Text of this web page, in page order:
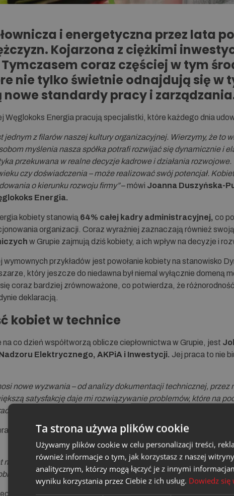
i energetyczna przez lata
Kojarzona z ciężkimi
coraz częściej w tym
nie tylko świetnie odnajdują się w
nowe standardy pracy i
Węglokoks Energia pracują specjalistki, które każdego dnia
jednym z filarów naszej kultury organizacyjnej. Wierzymy, że to
myślenia nasza spółka potrafi rozwijać się dynamicznie i
przekuwana w realne decyzje kadrowe i działania
czy doświadczenia – może realizować swój potencjał.
o kierunku rozwoju firmy”– mówi Joanna Duszyńska-
Energia.
kobiety stanowią 64% całej kadry administracyjnej, co
organizacji. Coraz wyraźniej zaznaczają również
w Grupie zajmują dziś kobiety, a ich wpływ na decyzje i
wymownych przykładów jest powołanie kobiety na stanowisko
który jeszcze do niedawna był niemal wyłącznie domeną
coraz bardziej zrównoważone, co potwierdza, że
deklaracją.
kobiet w technice
co dzień współtworzą oblicze ciepłownictwa w Grupie, jest
Elektrycznego, AKPiA i Inwestycji. Jej praca to nie
nowe wyzwania – od analizy dokumentacji technicznej, przez
satysfakcję daje mi rozwiązywanie problemów, które na
ma sens i wpływa na rozwój firmy.”
ciepłownicza nadal bywa postrzegana jako męska, z
mężczyzn, ale czuję się w nim dobrze. Mężczyźni często patrzą
wnoszą do branży dokładność, odpowiedzialność i
mają wiele do zaoferowania:
Ta strona używa plików cookie
Używamy plików cookie w celu personalizacji treści,
również informacje o tym, jak korzystasz z naszej
analitycznym, którzy mogą łączyć je z innymi
wyniku korzystania przez Ciebie z ich usług. Dowiedz się